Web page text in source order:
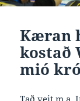
Kæran
kostað
mió
Tað veit m.a.